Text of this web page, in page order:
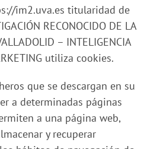
im2.uva.es titularidad de
RECONOCIDO DE LA
– INTELIGENCIA
utiliza cookies.
que se descargan en su
a determinadas páginas
a una página web,
y recuperar